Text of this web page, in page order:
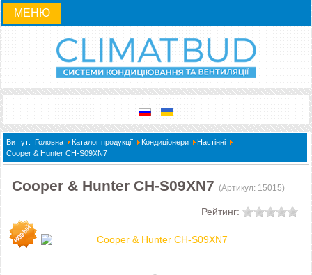
МЕНЮ
Ви тут: Головна Каталог продукції Кондиціонери
Настінні
Cooper & Hunter СH-S09XN7
Cooper & Hunter СH-S09XN7 (Артикул: 15015)
Рейтинг: